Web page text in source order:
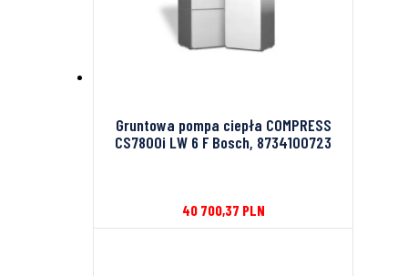
Gruntowa pompa ciepła COMPRESS
CS7800i LW 6 F Bosch, 8734100723
40 700,37 PLN